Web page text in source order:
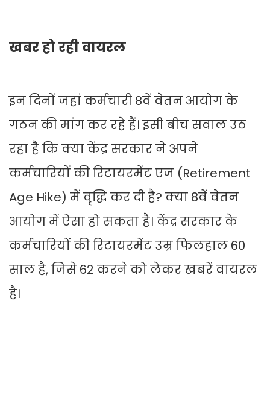
खबर हो रही वायरल
इन दिनों जहां कर्मचारी 8वें वेतन आयोग के
गठन की मांग कर रहे हैं। इसी बीच सवाल उठ
रहा है कि क्या केंद्र सरकार ने अपने
कर्मचारियों की रिटायरमेंट एज (Retirement
Age Hike) में वृद्धि कर दी है? क्या 8वें वेतन
आयोग में ऐसा हो सकता है। केंद्र सरकार के
कर्मचारियों की रिटायरमेंट उम्र फिलहाल 60
साल है, जिसे 62 करने को लेकर खबरें वायरल
है।